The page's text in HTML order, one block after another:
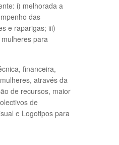
i) melhorada a
das
e raparigas; iii)
para
financeira,
através da
de recursos, maior
de
e Logotipos para